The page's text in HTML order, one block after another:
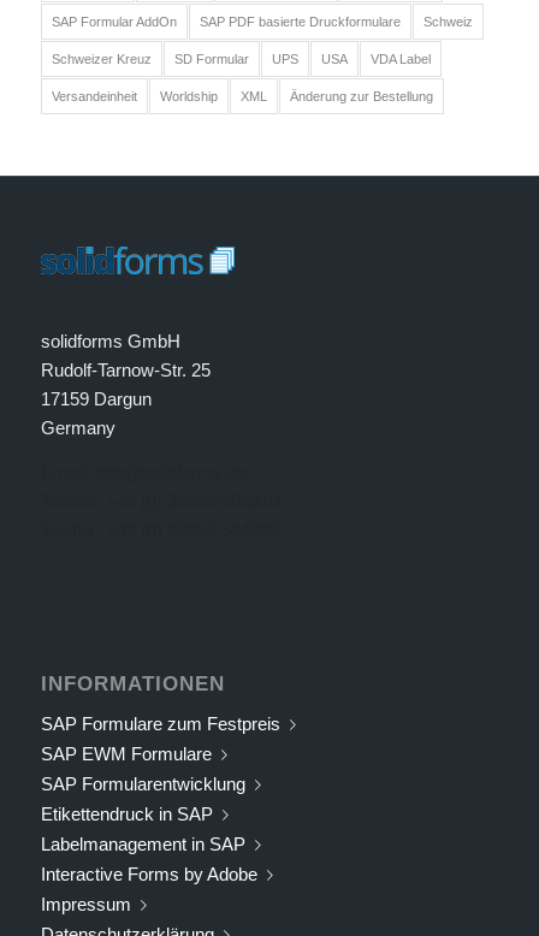
SAP Formular AddOn SAP PDF basierte Druckformulare Schweiz
Schweizer Kreuz SD Formular UPS USA VDA Label
Versandeinheit Worldship XML Änderung zur Bestellung
solidforms GmbH
Rudolf-Tarnow-Str. 25
17159 Dargun
Germany
INFORMATIONEN
SAP Formulare zum Festpreis
SAP EWM Formulare
SAP Formularentwicklung
Etikettendruck in SAP
Labelmanagement in SAP
Interactive Forms by Adobe
Impressum